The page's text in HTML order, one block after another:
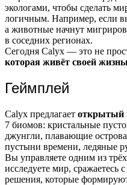
экологами, чтобы сделать
логичным. Например, если
а животные начнут
в соседних регионах.
Сегодня Calyx — это не
которая живёт своей
Геймплей
Calyx предлагает открытый
7 биомов: кристальные
джунгли, плавающие
пустыни времени, ледяные
Вы управляете одним из
исследуете мир, сражаетесь
решения, которые